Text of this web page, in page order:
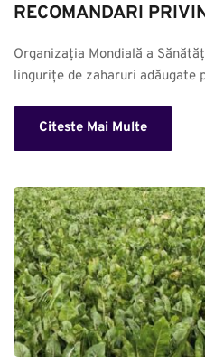
RECOMANDARI
Organizația Mondială a
lingurițe de zaharuri adăugate
Citeste Mai Multe